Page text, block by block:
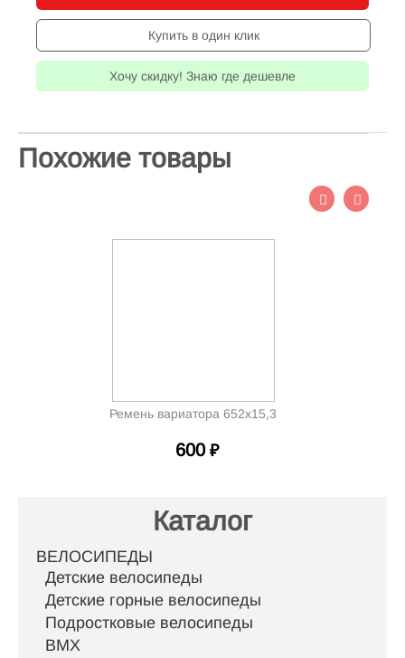
Купить в один клик
Хочу скидку! Знаю где дешевле
Похожие товары
Ремень вариатора 652x15,3
600 ₽
Каталог
ВЕЛОСИПЕДЫ
Детские велосипеды
Детские горные велосипеды
Подростковые велосипеды
BMX